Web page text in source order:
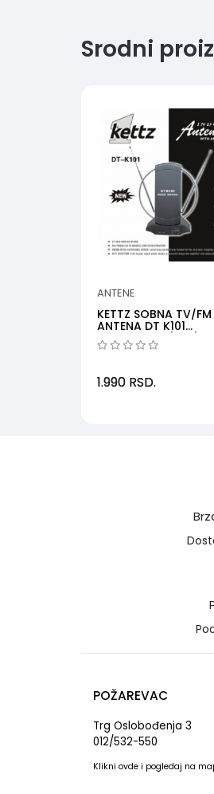
Srodni
ANTENE
KETTZ SOBNA TV/FM
ANTENA DT K101
POJACIVAC (VTP)
1.990 RSD.
POŽAREVAC
Trg Oslobođenja 3
012/532-550
Klikni ovde i pogledaj na